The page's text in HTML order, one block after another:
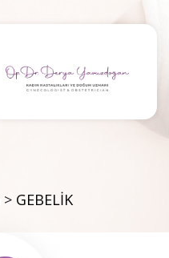
> GEBELİK